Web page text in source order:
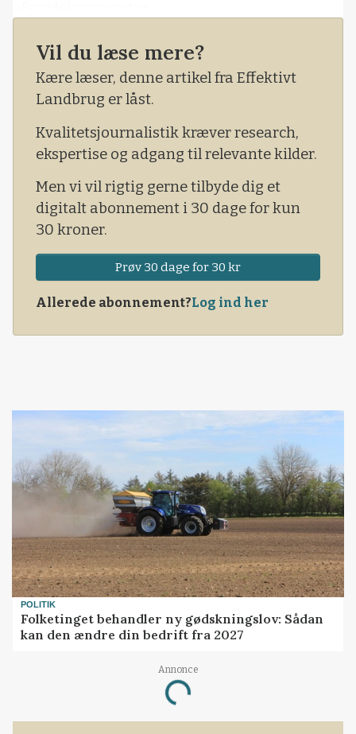
Vil du læse mere?
Kære læser, denne artikel fra Effektivt
Landbrug er låst.
Kvalitetsjournalistik kræver research,
ekspertise og adgang til relevante kilder.
Men vi vil rigtig gerne tilbyde dig et
digitalt abonnement i 30 dage for kun
30 kroner.
Prøv 30 dage for 30 kr
Allerede abonnement?Log ind her
POLITIK
Folketinget behandler ny gødskningslov: Sådan
kan den ændre din bedrift fra 2027
Annonce
Loading...